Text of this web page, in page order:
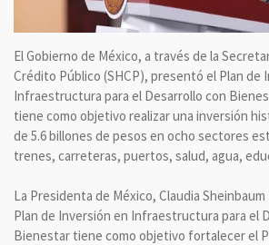
El Gobierno de México, a través de la
Crédito Público (SHCP), presentó el Plan de
Infraestructura para el Desarrollo con
tiene como objetivo realizar una inversión
de 5.6 billones de pesos en ocho sectores
trenes, carreteras, puertos, salud, agua,
La Presidenta de México, Claudia
Plan de Inversión en Infraestructura para el
Bienestar tiene como objetivo fortalecer el